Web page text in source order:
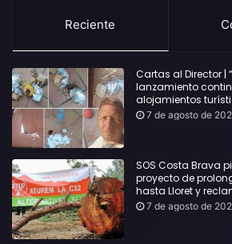
Reciente
Cartas al Director |
lanzamiento
alojamientos
Lloret: Podría
7 de agosto de
SOS Costa Brava
proyecto de
hasta Lloret y
Sílvia Paneque
7 de agosto de